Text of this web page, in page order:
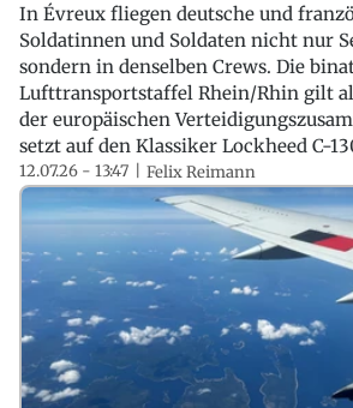
In Évreux fliegen deutsche und
Soldatinnen und Soldaten nicht nur
sondern in denselben Crews. Die
Lufttransportstaffel Rhein/Rhin gilt
der europäischen
setzt auf den Klassiker Lockheed C-
12.07.26 - 13:47 Felix Reimann